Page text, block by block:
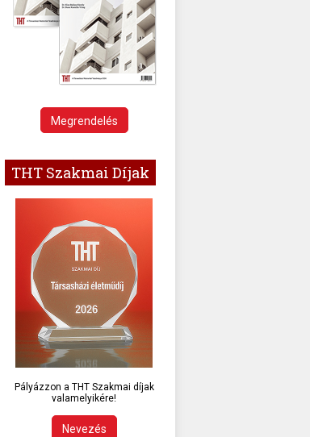
Megrendelés
THT Szakmai Díjak
Pályázzon a THT Szakmai díjak
valamelyikére!
Nevezés